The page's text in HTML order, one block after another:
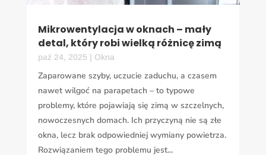
Mikrowentylacja w oknach – mały
detal, który robi wielką różnicę zimą
paź 24, 2025 | Okna
Zaparowane szyby, uczucie zaduchu, a czasem
nawet wilgoć na parapetach – to typowe
problemy, które pojawiają się zimą w szczelnych,
nowoczesnych domach. Ich przyczyną nie są złe
okna, lecz brak odpowiedniej wymiany powietrza.
Rozwiązaniem tego problemu jest...